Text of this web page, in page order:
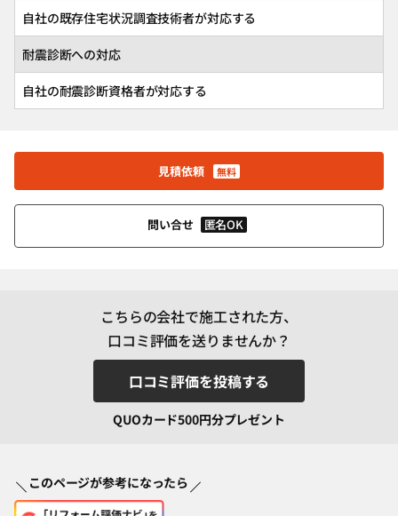
自社の既存住宅状況調査技術者が対応する
耐震診断への対応
自社の耐震診断資格者が対応する
見積依頼 無料
問い合せ 匿名OK
こちらの会社で施工された方、
口コミ評価を送りませんか？
口コミ評価を投稿する
QUOカード500円分プレゼント
このページが参考になったら